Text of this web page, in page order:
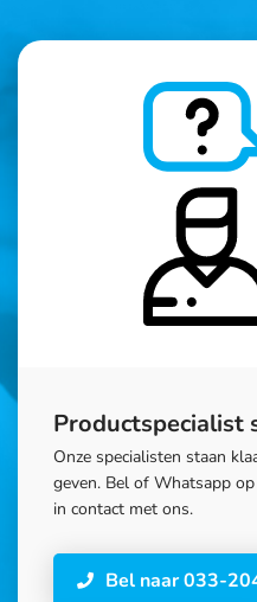
Productspecialist
Onze specialisten staan
geven. Bel of Whatsapp op
in contact met ons.
Bel naar 033-